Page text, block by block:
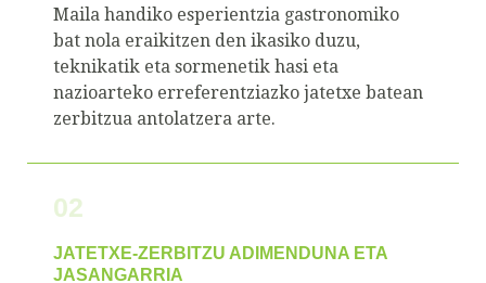
Maila handiko esperientzia gastronomiko
bat nola eraikitzen den ikasiko duzu,
teknikatik eta sormenetik hasi eta
nazioarteko erreferentziazko jatetxe batean
zerbitzua antolatzera arte.
02
JATETXE-ZERBITZU ADIMENDUNA ETA
JASANGARRIA